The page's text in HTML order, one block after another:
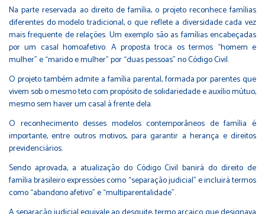
Na parte reservada ao direito de família, o projeto reconhece famílias
diferentes do modelo tradicional, o que reflete a diversidade cada vez
mais frequente de relações. Um exemplo são as famílias encabeçadas
por um casal homoafetivo. A proposta troca os termos “homem e
mulher” e “marido e mulher” por “duas pessoas” no Código Civil.
O projeto também admite a família parental, formada por parentes que
vivem sob o mesmo teto com propósito de solidariedade e auxílio mútuo,
mesmo sem haver um casal à frente dela.
O reconhecimento desses modelos contemporâneos de família é
importante, entre outros motivos, para garantir a herança e direitos
previdenciários.
Sendo aprovada, a atualização do Código Civil banirá do direito de
família brasileiro expressões como “separação judicial” e incluirá termos
como “abandono afetivo” e “multiparentalidade”.